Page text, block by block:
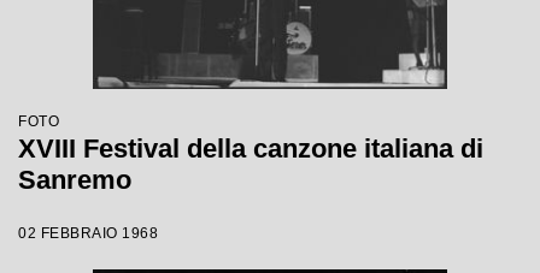
FOTO
XVIII Festival della canzone italiana di
Sanremo
02 FEBBRAIO 1968